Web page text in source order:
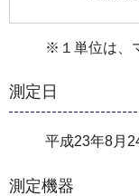
※１単位は、
測定日
平成23年8月
測定機器